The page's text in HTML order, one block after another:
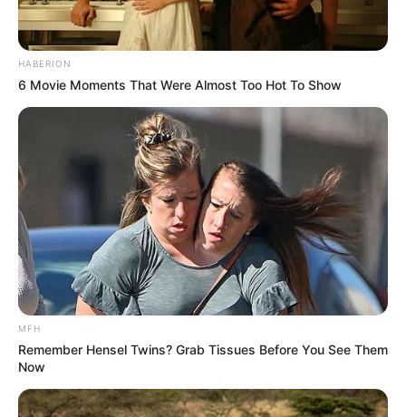
HABERION
6 Movie Moments That Were Almost Too Hot To Show
MFH
Remember Hensel Twins? Grab Tissues Before You See Them
Now